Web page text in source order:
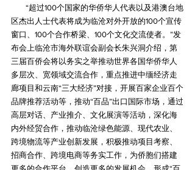
“超过100个国家的华侨华人代表以及港澳台地
区杰出人士代表将成为临沧对外开放的100个宣传
窗口、100个合作桥梁、100个文化交流使者。”发
布会上临沧市海外联谊会副会长朱兴洞介绍，第
三届百侨会将以务实之举推动世界各国华侨华人
多层次、宽领域交流合作，重点推进中缅经济走
廊项目和云南“三大经济”对接，开展百家企业百个
品牌推荐活动等，推动“百品”出口国际市场，通过
高层对话、产业推介、文化展演等活动，深化海
内外经贸合作，推动临沧绿色能源、现代农业、
跨境物流等产业创新发展，积极推动项目考察、
招商合作、跨境电商等务实工作，为侨胞们搭建